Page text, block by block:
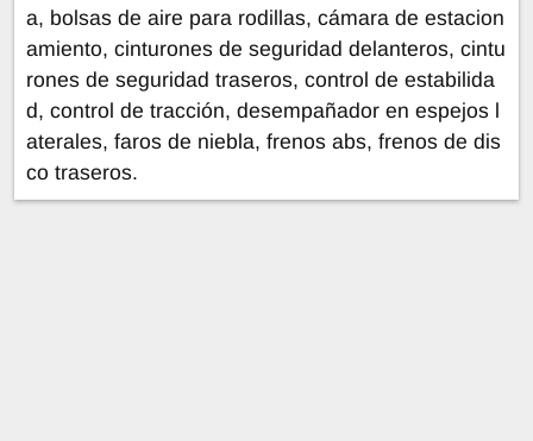
a, bolsas de aire para rodillas, cámara de estacion
amiento, cinturones de seguridad delanteros, cintu
rones de seguridad traseros, control de estabilida
d, control de tracción, desempañador en espejos l
aterales, faros de niebla, frenos abs, frenos de dis
co traseros.